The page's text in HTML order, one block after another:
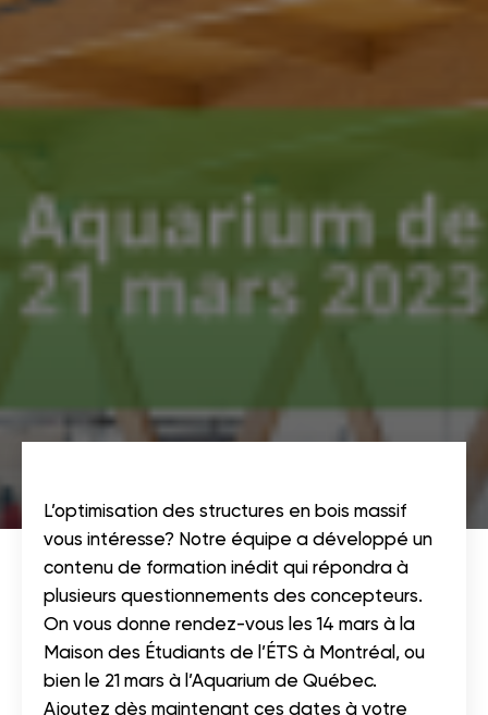
L’optimisation des structures en bois massif
vous intéresse? Notre équipe a développé un
contenu de formation inédit qui répondra à
plusieurs questionnements des concepteurs.
On vous donne rendez-vous les 14 mars à la
Maison des Étudiants de l’ÉTS à Montréal, ou
bien le 21 mars à l’Aquarium de Québec.
Ajoutez dès maintenant ces dates à votre